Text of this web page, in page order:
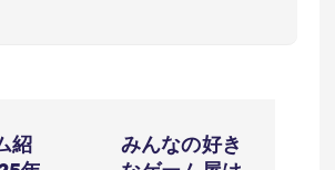
紹
みんなの好き